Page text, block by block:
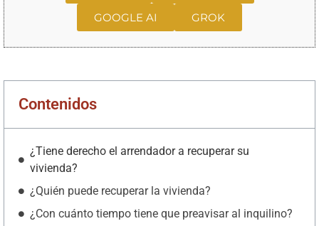
GOOGLE AI GROK
Contenidos
¿Tiene derecho el arrendador a recuperar su
vivienda?
¿Quién puede recuperar la vivienda?
¿Con cuánto tiempo tiene que preavisar al inquilino?